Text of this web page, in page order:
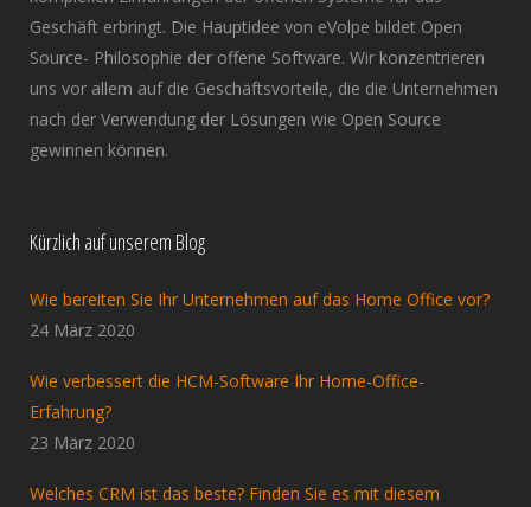
Geschäft erbringt. Die Hauptidee von eVolpe bildet Open
Source- Philosophie der offene Software. Wir konzentrieren
uns vor allem auf die Geschäftsvorteile, die die Unternehmen
nach der Verwendung der Lösungen wie Open Source
gewinnen können.
Kürzlich auf unserem Blog
Wie bereiten Sie Ihr Unternehmen auf das Home Office vor?
24 März 2020
Wie verbessert die HCM-Software Ihr Home-Office-
Erfahrung?
23 März 2020
Welches CRM ist das beste? Finden Sie es mit diesem